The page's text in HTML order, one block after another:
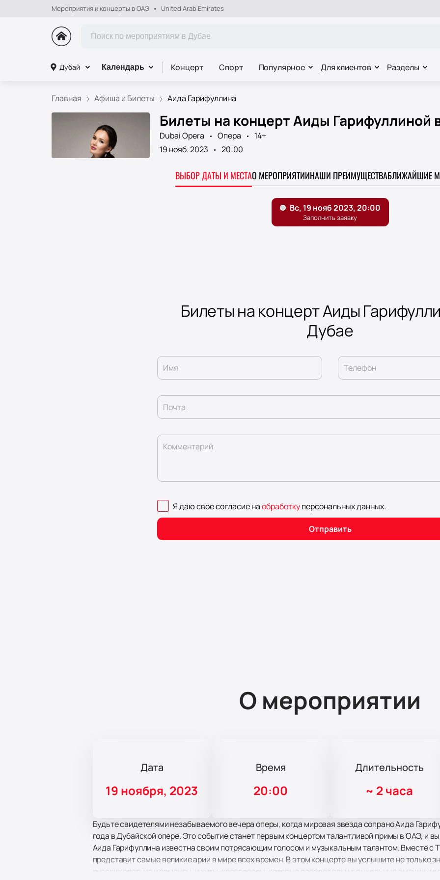
Мероприятия и концерты в ОАЭ United Arab Emirates
Дубай Календарь Концерт Спорт Популярное Для клиентов Разделы
Главная Афиша и Билеты Аида Гарифуллина
Билеты на концерт Аиды Гарифуллиной
Dubai Opera Опера
14+
19 нояб. 2023
20:00
ВЫБОР ДАТЫ И МЕСТАО МЕРОПРИЯТИИНАШИ ПРЕИМУЩЕСТВАБЛИЖАЙШИЕ
Билеты на концерт Аиды
Дубае
Имя Телефон
Почта
Комментарий
Я даю свое согласие наобработкуперсональных данных.
Отправить
О мероприятии
Дата
19 ноября, 2023
Время
20:00
Длительность
~ 2 часа
Будьте свидетелями незабываемого вечера оперы, когда мировая звезда сопрано Аида
года в Дубайской опере. Это событие станет первым концертом талантливой примы в ОАЭ, и вы
Аида Гарифуллина известна своим потрясающим голосом и музыкальным талантом. Вместе с
представит самые великие арии в мире всех времен. В этом концерте вы услышите не только
русских опер, но и романсы, и хиты-кроссоверы, которые подарят вам музыкальные эмоции и